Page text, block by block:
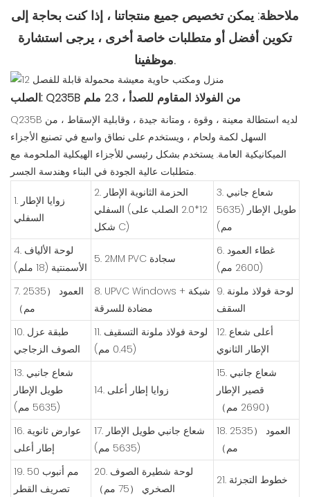
ملاحظة: يمكن تخصيص جميع منتجاتنا ، إذا كنت بحاجة إلى
تكوين أفضل أو متطلبات خاصة أخرى ، يرجى استشارة
موظفينا.
الصلب: Q235B من الفولاذ المقاوم للصدأ ، 2.3 ملم
Q235B لديه استطالة معينة ، وقوة ، ومتانة جيدة ، وقابلية الإسقاط ، من
السهل لكمة ولحام ، ويستخدم على نطاق واسع في تصنيع الأجزاء
الميكانيكية العامة. يستخدم بشكل رئيسي للأجزاء الهيكلية الملحومة مع
متطلبات عالية الجودة في البناء وهندسة الجسر.
1. زوايا الإطار
السفلي
2. الحزمة الثانوية الإطار
السفلي (12*2.0 الصلب على
شكل C)
3. شعاع جانبي
طويل الإطار (5635
مم)
4. لوحة الألياف
الأسمنتية (18 ملم)
5. 2MM PVC سجادة
6. غطاء العمود
(2600 مم)
7. العمود （2535
مم）
8. UPVC Windows + شبكة
مضادة للسرقة
9. لوحة فولاذ ملونة
السقف
10. طبقة عزل
الصوف الزجاجي
11. لوحة فولاذ ملونة التسقيف
(0.45 مم)
12. أعلى شعاع
الإطار الثانوي
13. شعاع جانبي
طويل الإطار
(5635 مم)
14. زوايا إطار أعلى
15. شعاع جانبي
قصير الإطار
（2690 مم）
16. عوارض ثانوية
إطار أعلى
17. شعاع جانبي طويل الإطار
(5635 مم)
18. العمود （2535
مم）
19. 50 مم أنبوب
تصريف القطر
20. لوحة شطيرة الصوف
الصخري （75 مم）
21. خطوط التجزئة